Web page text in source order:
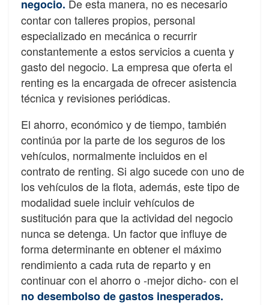
negocio. Deesta manera, no es necesario
contar con talleres propios, personal
especializado en mecánica o recurrir
constantemente a estos servicios a cuenta y
gasto del negocio. La empresa que oferta el
renting es la encargada de ofrecer asistencia
técnica y revisiones periódicas.
El ahorro, económico y de tiempo, también
continúa por la parte de losseguros de los
vehículos, normalmente incluidos en el
contrato de renting. Si algo sucede con uno de
los vehículos de laflota, además, este tipo de
modalidad suele incluirvehículos de
sustitución para que la actividad del negocio
nunca se detenga. Un factor que influye de
forma determinante en obtener el máximo
rendimiento a cada ruta de reparto y en
continuar con el ahorro o -mejor dicho- con el
no desembolso de gastos inesperados.